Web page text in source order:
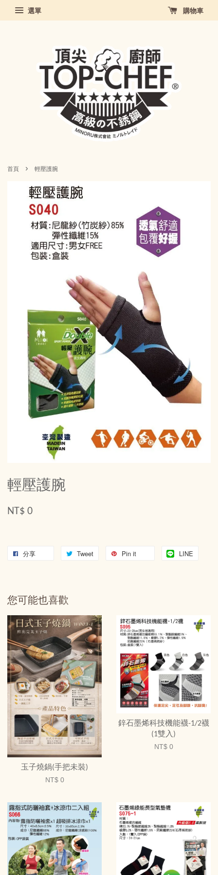
選單 購物車
首頁 › 輕壓護腕
輕壓護腕
NT$ 0
分享 Tweet Pin it LINE
您可能也喜歡
玉子燒鍋(手把未裝)
NT$ 0
鋅石墨烯科技機能襪-1/2襪
(1雙入)
NT$ 0